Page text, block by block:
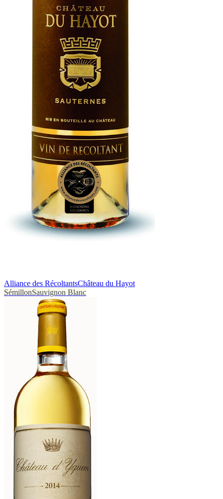
Alliance des RécoltantsChâteau du Hayot
SémillonSauvignon Blanc